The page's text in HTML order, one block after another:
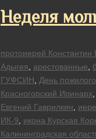
Неделя
протоиерей Константин
Адыгея
арестованные
ГУФСИН
День
Красногорский Иринарх
Евгений Гаврилкин
ИК-9
икона Курская
Калининградская